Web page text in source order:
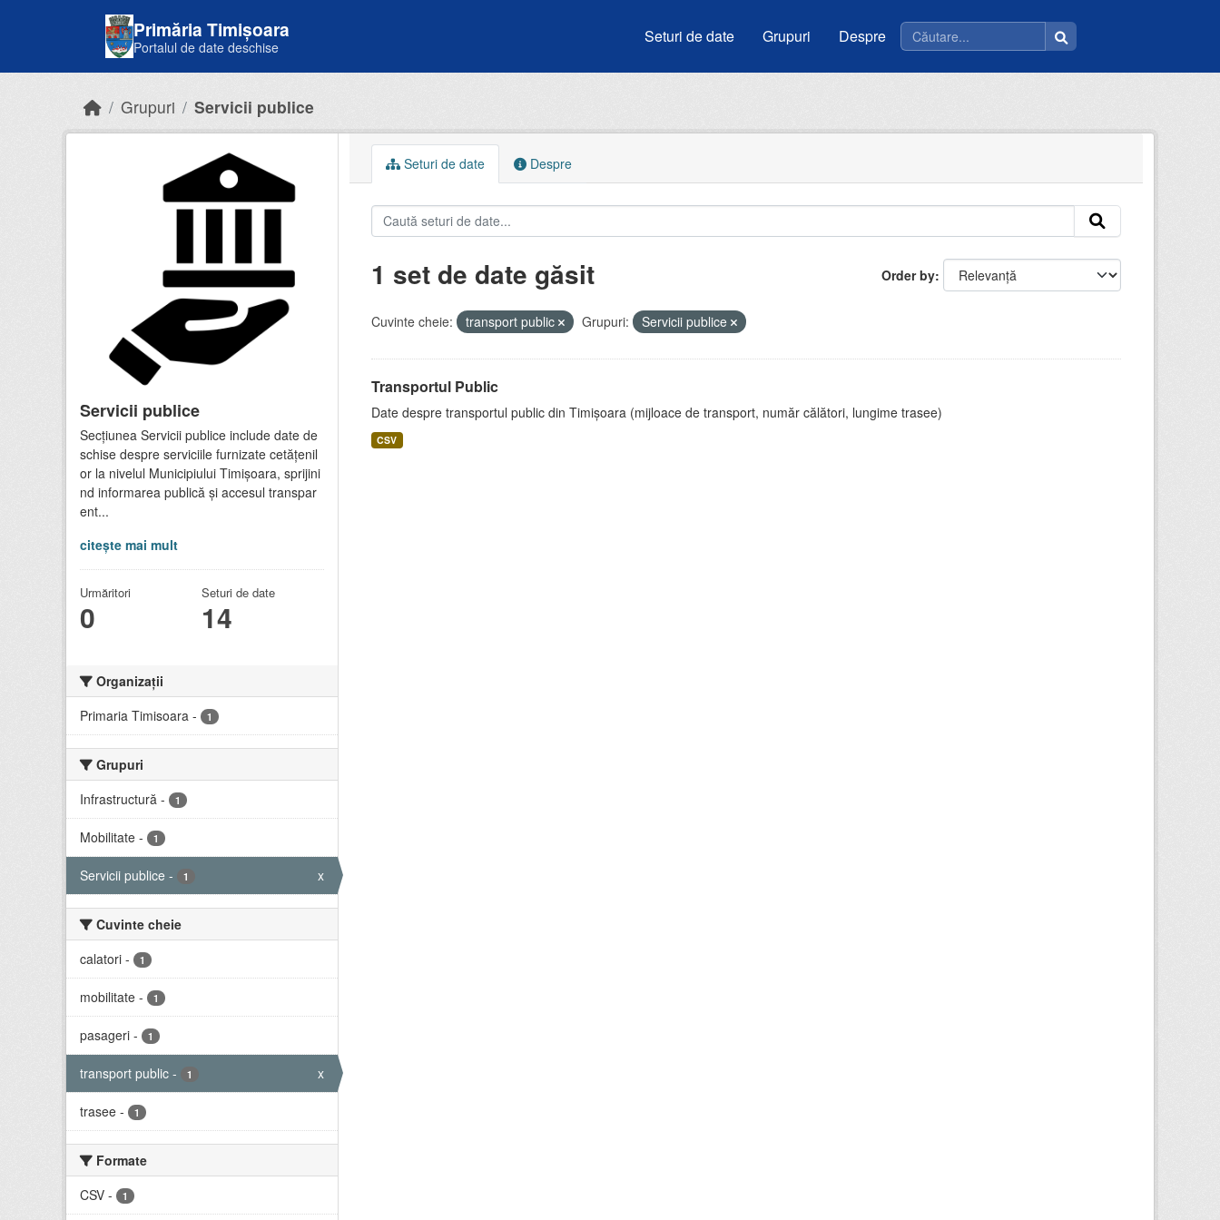
Primăria Timișoara
Portalul de date deschise
Seturi de date Grupuri Despre
Grupuri Servicii publice
Servicii publice
Secțiunea Servicii publice include date de
schise despre serviciile furnizate cetățenil
or la nivelul Municipiului Timișoara, sprijini
nd informarea publică și accesul transpar
ent...
citește mai mult
Urmăritori
0
Seturi de date
14
Organizații
Primaria Timisoara - 1
Grupuri
Infrastructură - 1
Mobilitate - 1
Servicii publice - 1 x
Cuvinte cheie
calatori - 1
mobilitate - 1
pasageri - 1
transport public - 1 x
trasee - 1
Formate
CSV - 1
Seturi de date Despre
Order by
1 set de date găsit
Cuvinte cheie: transport public Grupuri: Servicii publice
Transportul Public
Date despre transportul public din Timișoara (mijloace de transport, număr călători, lungime trasee)
CSV